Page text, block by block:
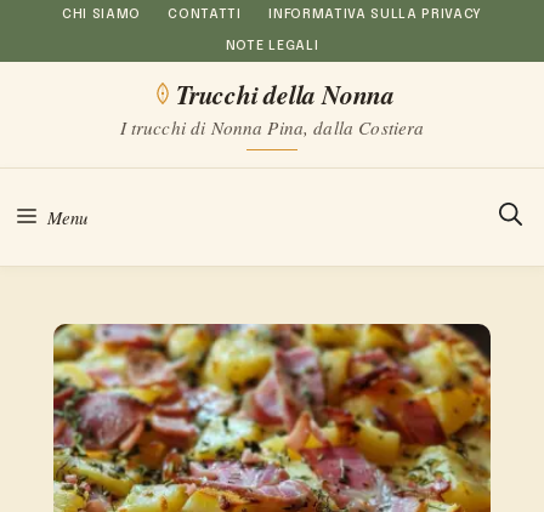
al
CHI SIAMO CONTATTI INFORMATIVA SULLA PRIVACY
NOTE LEGALI
Trucchi della Nonna
I trucchi di Nonna Pina, dalla Costiera
Menu